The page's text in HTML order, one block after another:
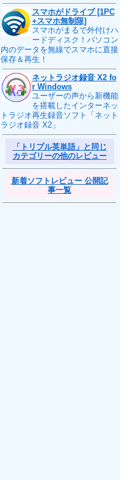
スマホがドライブ [1PC
+スマホ無制限]
スマホがまるで外付けハ
ードディスク！パソコン
内のデータを無線でスマホに直接
保存＆再生！
ネットラジオ録音 X2 fo
r Windows
ユーザーの声から新機能
を搭載したインターネッ
トラジオ再生録音ソフト「ネット
ラジオ録音 X2」
「トリプル英単語」と同じ
カテゴリーの他のレビュー
新着ソフトレビュー 公開記
事一覧